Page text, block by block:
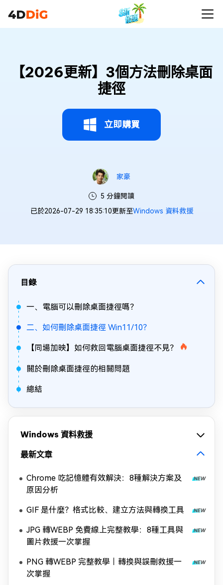
【2026更新】3個方法刪除桌面
捷徑
立即購買
家豪
5 分鐘閱讀
已於2026-07-29 18:35:10更新至Windows 資料救援
目錄
一、電腦可以刪除桌面捷徑嗎？
二、如何刪除桌面捷徑 Win11/10？
【同場加映】如何救回電腦桌面捷徑不見？
關於刪除桌面捷徑的相關問題
總結
Windows 資料救援
最新文章
Chrome 吃記憶體有效解決：8種解決方案及
原因分析
GIF 是什麼？格式比較、建立方法與轉換工具
JPG 轉WEBP 免費線上完整教學：8種工具與
圖片救援一次掌握
PNG 轉WEBP 完整教學｜轉換與誤刪救援一
次掌握